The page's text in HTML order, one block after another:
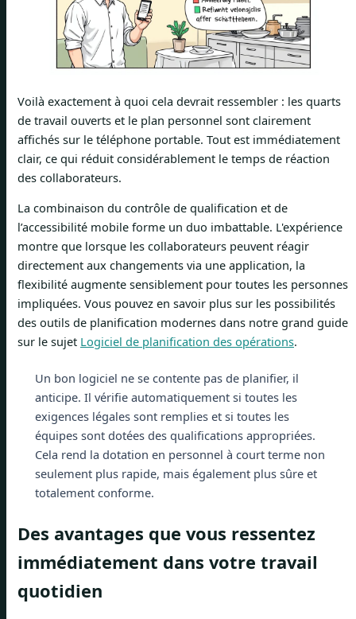
Voilà exactement à quoi cela devrait ressembler : les quarts
de travail ouverts et le plan personnel sont clairement
affichés sur le téléphone portable. Tout est immédiatement
clair, ce qui réduit considérablement le temps de réaction
des collaborateurs.
La combinaison du contrôle de qualification et de
l’accessibilité mobile forme un duo imbattable. L'expérience
montre que lorsque les collaborateurs peuvent réagir
directement aux changements via une application, la
flexibilité augmente sensiblement pour toutes les personnes
impliquées. Vous pouvez en savoir plus sur les possibilités
des outils de planification modernes dans notre grand guide
sur le sujet Logiciel de planification des opérations.
Un bon logiciel ne se contente pas de planifier, il
anticipe. Il vérifie automatiquement si toutes les
exigences légales sont remplies et si toutes les
équipes sont dotées des qualifications appropriées.
Cela rend la dotation en personnel à court terme non
seulement plus rapide, mais également plus sûre et
totalement conforme.
Des avantages que vous ressentez
immédiatement dans votre travail
quotidien